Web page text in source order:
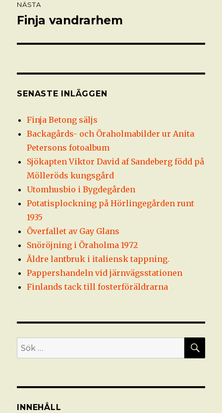
NÄSTA
Nästa
Finja vandrarhem
SENASTE INLÄGGEN
Finja Betong säljs
Backagårds- och Öraholmabilder ur Anita
Petersons fotoalbum
Sjökapten Viktor David af Sandeberg född på
Mölleröds kungsgård
Utomhusbio i Bygdegården
Potatisplockning på Hörlingegården runt
1935
Överfallet av Gay Glans
Snöröjning i Öraholma 1972
Äldre lantbruk i italiensk tappning.
Pappershandeln vid järnvägsstationen
Finlands tack till fosterföräldrarna
Sök
efter:
INNEHÅLL